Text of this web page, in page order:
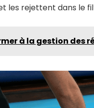
les rejettent dans le
à la gestion des